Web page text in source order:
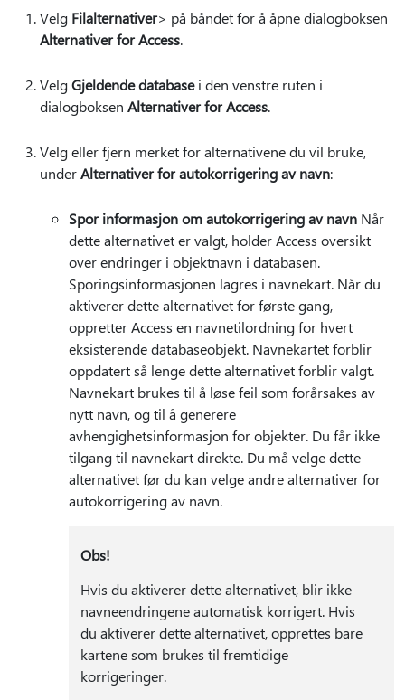
Velg Filalternativer> på båndet for å åpne dialogboksen
Alternativer for Access.
VelgGjeldende databasei den venstre ruten i
dialogboksen Alternativer for Access.
Velg eller fjern merket for alternativene du vil bruke,
underAlternativer for autokorrigering av navn:
Spor informasjon om autokorrigering av navn Når
dette alternativet er valgt, holder Access oversikt
over endringer i objektnavn i databasen.
Sporingsinformasjonen lagres i navnekart. Når du
aktiverer dette alternativet for første gang,
oppretter Access en navnetilordning for hvert
eksisterende databaseobjekt. Navnekartet forblir
oppdatert så lenge dette alternativet forblir valgt.
Navnekart brukes til å løse feil som forårsakes av
nytt navn, og til å generere
avhengighetsinformasjon for objekter. Du får ikke
tilgang til navnekart direkte. Du må velge dette
alternativet før du kan velge andre alternativer for
autokorrigering av navn.
Obs!
Hvis du aktiverer dette alternativet, blir ikke
navneendringene automatisk korrigert. Hvis
du aktiverer dette alternativet, opprettes bare
kartene som brukes til fremtidige
korrigeringer.